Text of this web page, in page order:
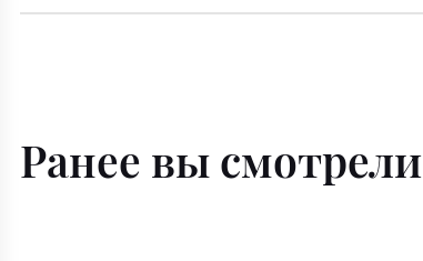
Ранее вы смотрели